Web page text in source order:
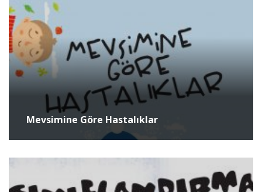
Mevsimine Göre Hastalıklar